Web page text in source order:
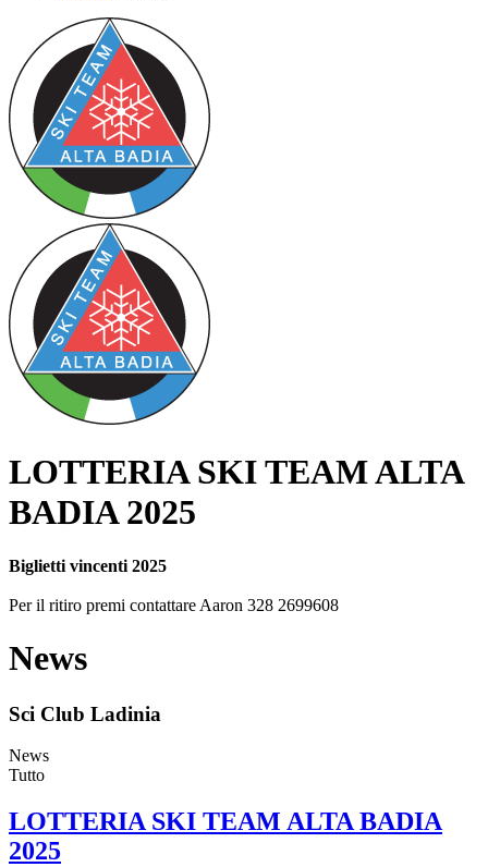
LOTTERIA SKI TEAM ALTA
BADIA 2025
Biglietti vincenti 2025
Per il ritiro premi contattare Aaron 328 2699608
News
Sci Club Ladinia
News
Tutto
LOTTERIA SKI TEAM ALTA BADIA
2025